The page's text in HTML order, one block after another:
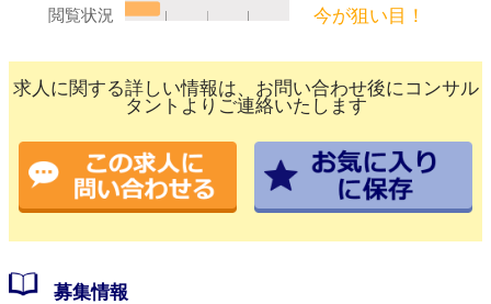
閲覧状況 今が狙い目！
求人に関する詳しい情報は、お問い合わせ後にコンサル
タントよりご連絡いたします
募集情報